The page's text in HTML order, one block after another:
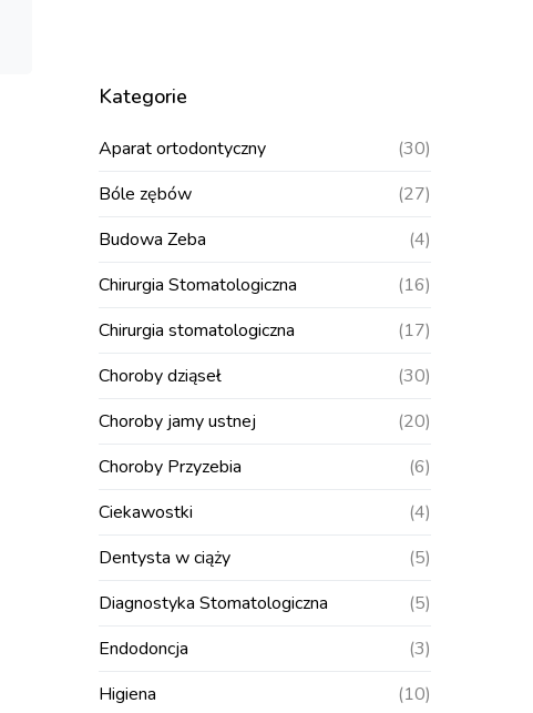
Kategorie
Aparat ortodontyczny
(30)
Bóle zębów
(27)
Budowa Zeba
(4)
Chirurgia Stomatologiczna
(16)
Chirurgia stomatologiczna
(17)
Choroby dziąseł
(30)
Choroby jamy ustnej
(20)
Choroby Przyzebia
(6)
Ciekawostki
(4)
Dentysta w ciąży
(5)
Diagnostyka Stomatologiczna
(5)
Endodoncja
(3)
Higiena
(10)